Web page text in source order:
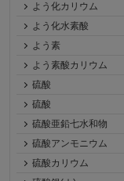
よう化カリウム
よう化水素酸
よう素
よう素酸カリウム
硫酸
硫酸
硫酸亜鉛七水和物
硫酸アンモニウム
硫酸カリウム